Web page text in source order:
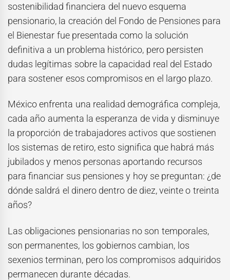
sostenibilidad financiera del nuevo esquema
pensionario, la creación del Fondo de Pensiones para
el Bienestar fue presentada como la solución
definitiva a un problema histórico, pero persisten
dudas legítimas sobre la capacidad real del Estado
para sostener esos compromisos en el largo plazo.
México enfrenta una realidad demográfica compleja,
cada año aumenta la esperanza de vida y disminuye
la proporción de trabajadores activos que sostienen
los sistemas de retiro, esto significa que habrá más
jubilados y menos personas aportando recursos
para financiar sus pensiones y hoy se preguntan: ¿de
dónde saldrá el dinero dentro de diez, veinte o treinta
años?
Las obligaciones pensionarias no son temporales,
son permanentes, los gobiernos cambian, los
sexenios terminan, pero los compromisos adquiridos
permanecen durante décadas.